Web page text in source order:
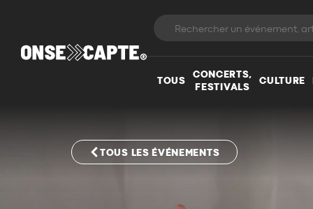
TOUS
CONCERTS,
FESTIVALS
CULTURE
TOUS LES ÉVÉNEMENTS